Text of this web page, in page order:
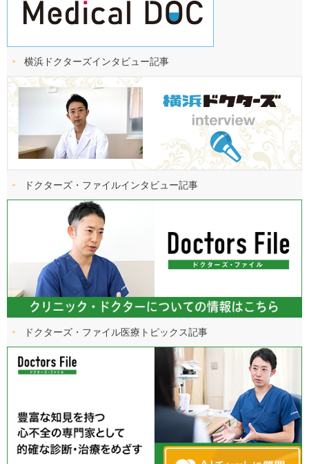
横浜ドクターズインタビュー記事
ドクターズ・ファイルインタビュー記事
ドクターズ・ファイル医療トピックス記事